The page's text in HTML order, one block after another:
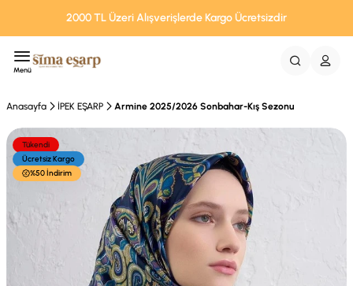
2000 TL Üzeri Alışverişlerde Kargo Ücretsizdir
Menü
Anasayfa İPEK EŞARP Armine 2025/2026 Sonbahar-Kış Sezonu
Tükendi
Ücretsiz Kargo
%50 İndirim